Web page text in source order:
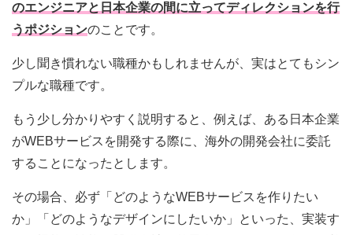
のエンジニアと日本企業の間に立ってディレクションを行
うポジションのことです。
少し聞き慣れない職種かもしれませんが、実はとてもシン
プルな職種です。
もう少し分かりやすく説明すると、例えば、ある日本企業
がWEBサービスを開発する際に、海外の開発会社に委託
することになったとします。
その場合、必ず「どのようなWEBサービスを作りたい
か」「どのようなデザインにしたいか」といった、実装す